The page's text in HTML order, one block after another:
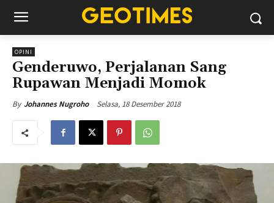
OPINI
Genderuwo, Perjalanan Sang
Rupawan Menjadi Momok
By Johannes Nugroho Selasa, 18 Desember 2018